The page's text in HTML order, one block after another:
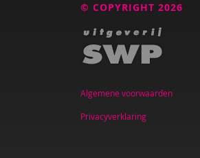
Johnny van Cadsand
M.A. Dijks
© COPYRIGHT 2026
Algemene voorwaarden
Privacyverklaring